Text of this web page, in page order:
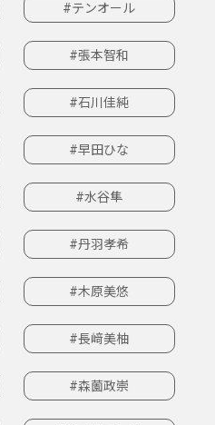
#テンオール
#張本智和
#石川佳純
#早田ひな
#水谷隼
#丹羽孝希
#木原美悠
#長﨑美柚
#森薗政崇